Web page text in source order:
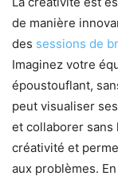
de manière
des sessions de
Imaginez votre
époustouflant,
peut visualiser
et collaborer sans
créativité et
aux problèmes.